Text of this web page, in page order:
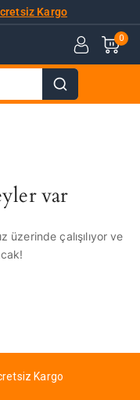
Kargo
0
var
üzerinde çalışılıyor ve
Kargo